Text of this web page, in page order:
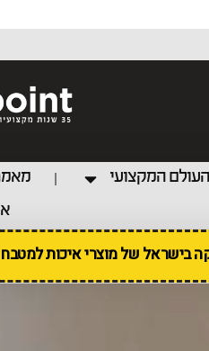
העולם המקצועי
בישראל של מוצרי איכות